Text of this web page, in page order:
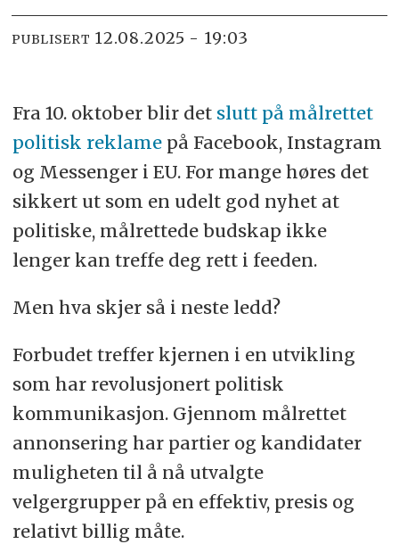
PUBLISERT 12.08.2025 - 19:03
Fra 10. oktober blir det slutt på målrettet
politisk reklamepå Facebook, Instagram
og Messenger i EU. For mange høres det
sikkert ut som en udelt god nyhet at
politiske, målrettede budskap ikke
lenger kan treffe deg rett i feeden.
Men hva skjer så i neste ledd?
Forbudet treffer kjernen i en utvikling
som har revolusjonert politisk
kommunikasjon. Gjennom målrettet
annonsering har partier og kandidater
muligheten til å nå utvalgte
velgergrupper på en effektiv, presis og
relativt billig måte.